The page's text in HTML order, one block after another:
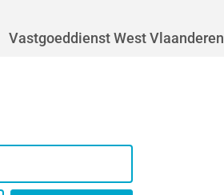
Vastgoeddienst West Vlaanderen